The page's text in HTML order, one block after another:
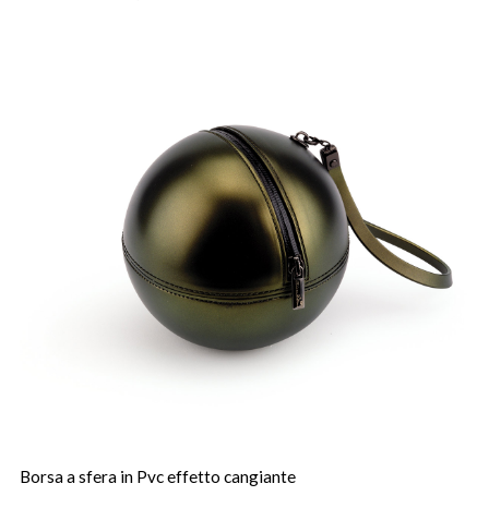
Borsa a sfera in Pvc effetto cangiante